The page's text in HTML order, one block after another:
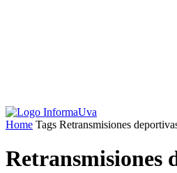
Home Tags Retransmisiones
Retransmisiones